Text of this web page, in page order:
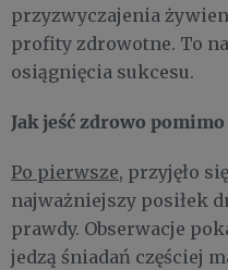
przyzwyczajenia
profity zdrowotne. To
osiągnięcia sukcesu.
Jak jeść zdrowo
Po pierwsze, przyjęło
najważniejszy posiłek
prawdy. Obserwacje
jedzą śniadań częściej